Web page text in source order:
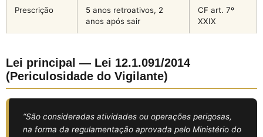
Prescrição
5 anos retroativos, 2
anos após sair
CF art. 7º
XXIX
Lei principal — Lei 12.1.091/2014
(Periculosidade do Vigilante)
“São consideradas atividades ou operações perigosas,
na forma da regulamentação aprovada pelo Ministério do